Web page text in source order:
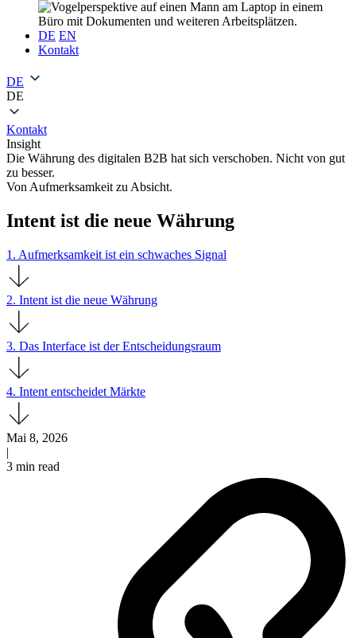
DE EN
Kontakt
DE
DE
Kontakt
Insight
Die Währung des digitalen B2B hat sich verschoben. Nicht von gut
zu besser.
Von Aufmerksamkeit zu Absicht.
Intent ist die neue Währung
1. Aufmerksamkeit ist ein schwaches Signal
2. Intent ist die neue Währung
3. Das Interface ist der Entscheidungsraum
4. Intent entscheidet Märkte
Mai 8, 2026
|
3 min read